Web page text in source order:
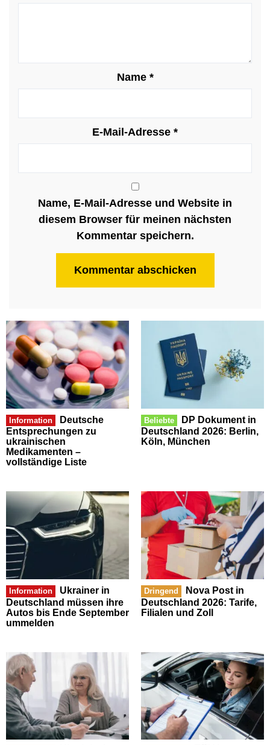
Name *
E-Mail-Adresse *
Name, E-Mail-Adresse und Website in
diesem Browser für meinen nächsten
Kommentar speichern.
Information
Deutsche
Entsprechungen zu
ukrainischen
Medikamenten –
vollständige Liste
Beliebte
DP Dokument in
Deutschland 2026: Berlin,
Köln, München
Information
Ukrainer in
Deutschland müssen ihre
Autos bis Ende September
ummelden
Dringend
Nova Post in
Deutschland 2026: Tarife,
Filialen und Zoll